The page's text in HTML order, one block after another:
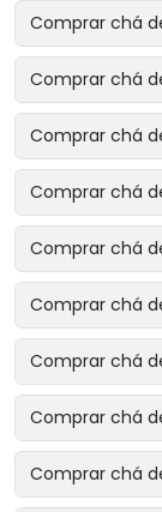
Comprar chá
Comprar chá
Comprar chá
Comprar chá
Comprar chá
Comprar chá
Comprar chá
Comprar chá
Comprar chá